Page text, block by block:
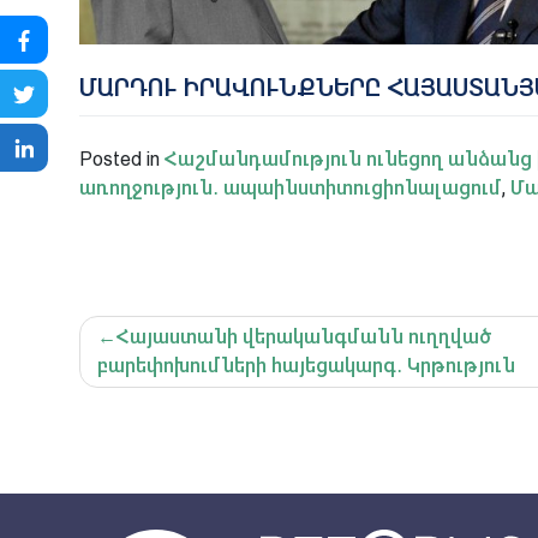
ՄԱՐԴՈՒ ԻՐԱՎՈՒՆՔՆԵՐԸ
Posted in Հաշմանդամություն ունեցող անձանց
առողջություն․ ապաինստիտուցիոնալացում
Գրառումների
նավարկումը
Հայաստանի վերականգմանն ուղղված
բարեփոխումների հայեցակարգ․ Կրթություն